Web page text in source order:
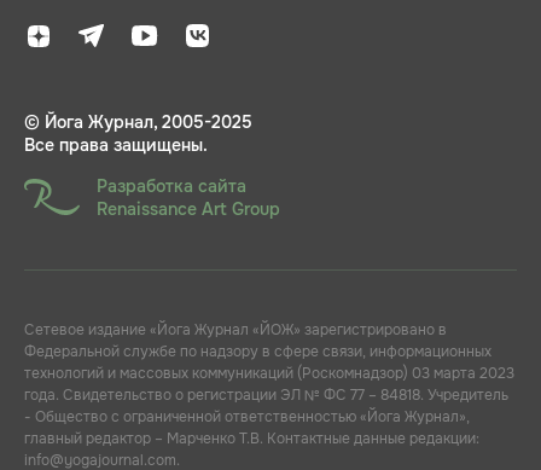
© Йога Журнал, 2005-2025
Все права защищены.
Разработка сайта
Renaissance Art Group
Сетевое издание «Йога Журнал «ЙОЖ» зарегистрировано в
Федеральной службе по надзору в сфере связи, информационных
технологий и массовых коммуникаций (Роскомнадзор) 03 марта 2023
года. Свидетельство о регистрации ЭЛ № ФС 77 – 84818. Учредитель
- Общество с ограниченной ответственностью «Йога Журнал»,
главный редактор – Марченко Т.В. Контактные данные редакции:
info@yogajournal.com.